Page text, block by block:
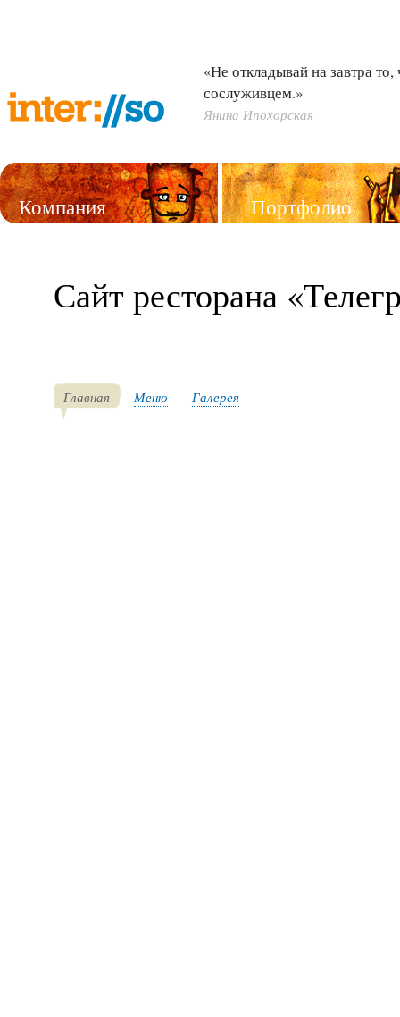
«Не откладывай на завтра
сослуживцем.»
Янина Ипохорская
Компания Портфолио
Сайт ресторана
Главная Меню Галерея